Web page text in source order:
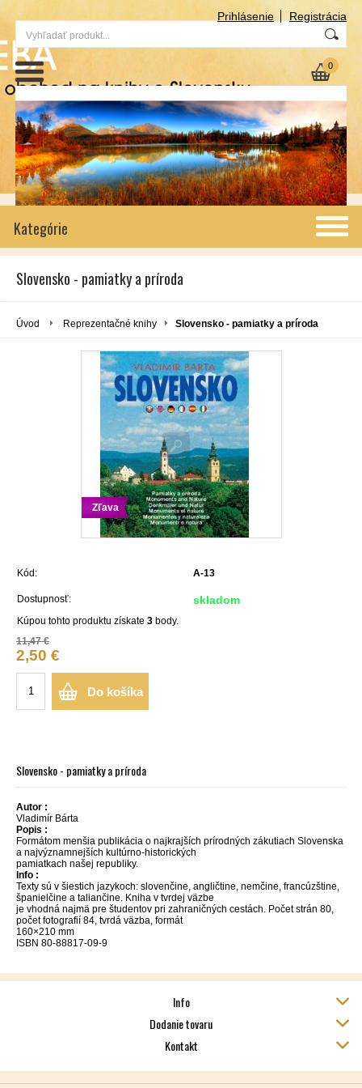
Prihlásenie Registrácia
0
Kategórie
Slovensko - pamiatky a príroda
Úvod Reprezentačné knihy Slovensko - pamiatky a príroda
Zľava
Kód: A-13
Dostupnosť: skladom
Kúpou tohto produktu získate 3 body.
11,47 €
2,50 €
Do košíka
Slovensko - pamiatky a príroda
Autor :
Vladimír Bárta
Popis :
Formátom menšia publikácia o najkrajších prírodných zákutiach Slovenska
a najvýznamnejších kultúrno-historických
pamiatkach našej republiky.
Info :
Texty sú v šiestich jazykoch: slovenčine, angličtine, nemčine, francúzštine,
španielčine a taliančine. Kniha v tvrdej väzbe
je vhodná najmä pre študentov pri zahraničných cestách. Počet strán 80,
počet fotografií 84, tvrdá väzba, formát
160×210 mm
ISBN 80-88817-09-9
Info
Dodanie tovaru
Kontakt